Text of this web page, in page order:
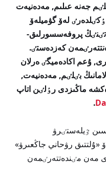
جەنە عىلىم, مەدەنيەت
لەۆ گۋميلەۆ
پروفەسسورلىق-
كەزدەستٸ.
ۇعم اكادەميگٸ ەرلان
بٸلٸم, مەدەنيەت,
ماڭىزدى رٶلٸن اتاپ
.
ٷيلەستٸرۋ
«ۇلتتىق رۋحاني جاڭعىرۋ»
مەن مٸندەتتەرٸمەن